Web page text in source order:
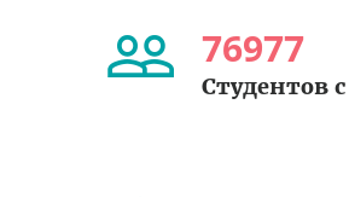
76977
Студентов